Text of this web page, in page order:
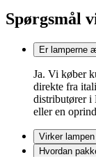
Spørgsmål
Er lamperne
Ja. Vi køber
direkte fra
distributører i
eller en
Virker
Hvordan